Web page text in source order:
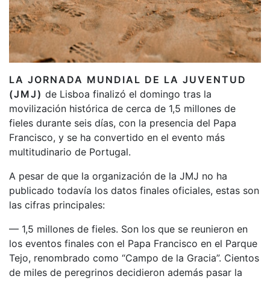
LA JORNADA MUNDIAL DE LA JUVENTUD
(JMJ) de Lisboa finalizó el domingo tras la
movilización histórica de cerca de 1,5 millones de
fieles durante seis días, con la presencia del Papa
Francisco, y se ha convertido en el evento más
multitudinario de Portugal.
A pesar de que la organización de la JMJ no ha
publicado todavía los datos finales oficiales, estas son
las cifras principales:
— 1,5 millones de fieles. Son los que se reunieron en
los eventos finales con el Papa Francisco en el Parque
Tejo, renombrado como “Campo de la Gracia”. Cientos
de miles de peregrinos decidieron además pasar la